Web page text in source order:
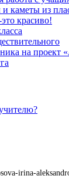
каметы из
красиво!
на проект
irina-